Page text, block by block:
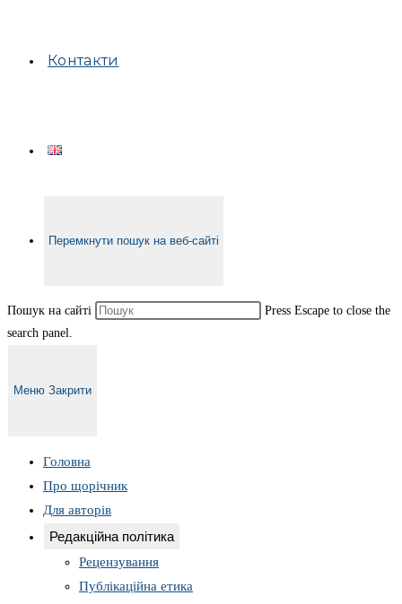
Контакти
Перемкнути пошук на веб-сайті
Пошук на сайті
Press Escape to close the
search panel.
Меню Закрити
Головна
Про щорічник
Для авторів
Редакційна політика
Рецензування
Публікаційна етика